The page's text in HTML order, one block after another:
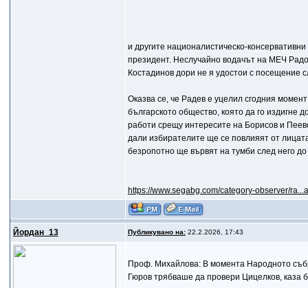
и другите националистическо-
президент. Неслучайно водачът на МЕЧ
Костадинов дори не я удостои с посещение
Оказва се, че Радев е уцелил сгодния
българското общество, която да го
работи срещу интересите на Борисов и
дали избирателите ще се повлияят от
безропотно ще вървят на тумби след него
https://www.segabg.com/category-observer/
Йордан_13 Публикувано на:22.2.2026, 17:43
Проф. Михайлова: В момента Народното
Гюров трябваше да провери Цицелков, каза